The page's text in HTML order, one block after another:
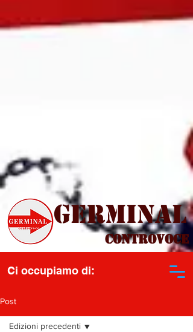
Controvoce
Ci occupiamo di:
Germinal
Post
Edizioni precedenti